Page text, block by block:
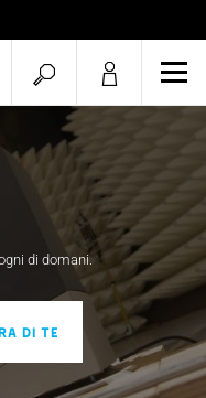
di domani.
di te